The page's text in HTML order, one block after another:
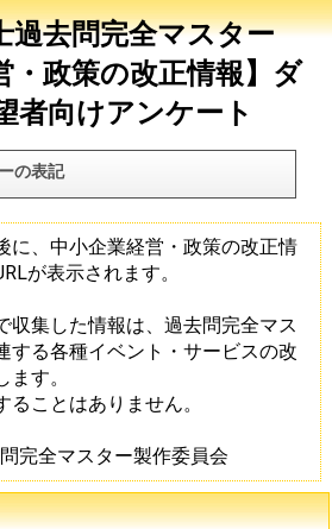
過去問完全マスター
・政策の改正情報】ダ
者向けアンケート
の表記
に、中小企業経営・政策の改正情
が表示されます。
収集した情報は、過去問完全マス
する各種イベント・サービスの改
す。
ことはありません。
完全マスター製作委員会